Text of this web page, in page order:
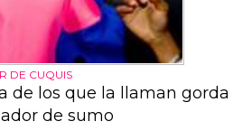
DE CUQUIS
de los que la llaman gorda
de sumo